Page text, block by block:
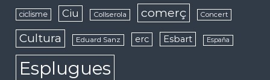
ciclisme Ciu Collserola comerç Concert
Cultura Eduard Sanz erc Esbart España
Esplugues